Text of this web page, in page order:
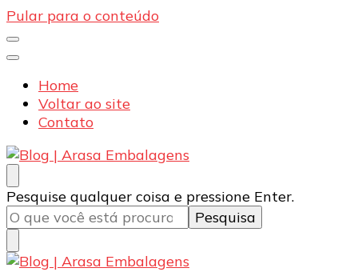
Pular para o conteúdo
Home
Voltar ao site
Contato
Blog | Arasa Embalagens
Confira conteúdos sobre embalagens para pizzas,
doces e salgados. Tudo para seu comércio com a
qualidade Arasa. Leia nossos conteúdos!
Procurando
algo?
Pesquise qualquer coisa e pressione Enter.